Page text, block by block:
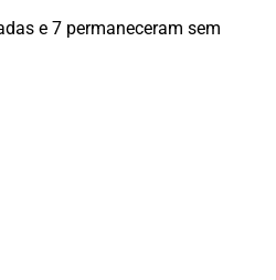
e 7 permaneceram sem